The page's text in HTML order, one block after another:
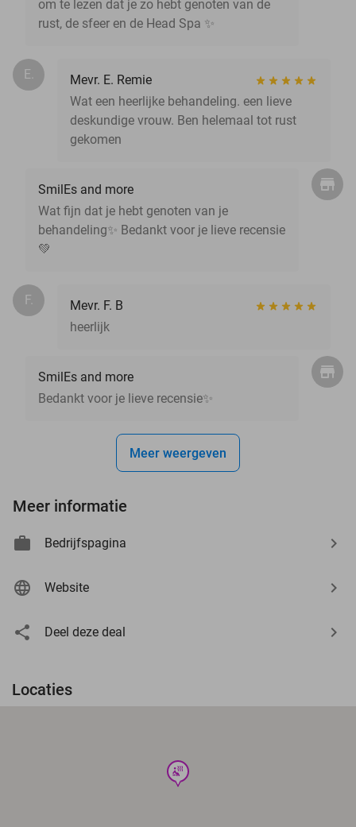
om te lezen dat je zo hebt genoten van de
rust, de sfeer en de Head Spa ✨️
E.
Mevr. E. Remie
Wat een heerlijke behandeling. een lieve
deskundige vrouw. Ben helemaal tot rust
gekomen
SmilEs and more
Wat fijn dat je hebt genoten van je
behandeling✨️ Bedankt voor je lieve recensie
💚
F.
Mevr. F. B
heerlijk
SmilEs and more
Bedankt voor je lieve recensie✨️
Meer weergeven
Meer informatie
Bedrijfspagina
Website
Deel deze deal
Locaties
wellness